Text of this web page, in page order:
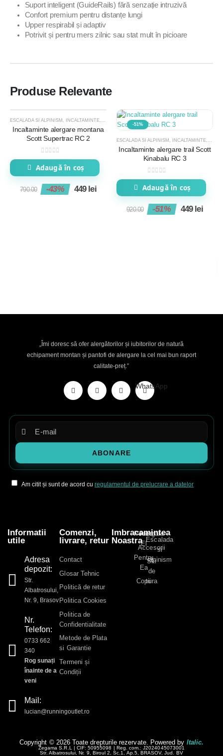
Suport inteligent (GuideRails) fără senzație intruzivă
Confort premium pentru distanțe lungi
Upper respirabil și adaptiv
Potrivit și pentru mers zilnic sau stat mult în picioare
Produse Relevante
ESCALADA SI ALPINISM , INCALTAMINTE, PANTOFI TRAIL RUNNING
Incaltaminte alergare montana
Scott Supertrac RC 2
0out of 5
Adaugă în coș
790.00 -43% 449 lei
-51%
ESCALADA SI ALPINISM , INCALTAMINTE,
Incaltaminte alergare trail Scott
Kinabalu RC 3
0out of 5
Adaugă în coș
920.00 -51% 449 lei
„Îmi doresc să ofer alergătorilor și iubitorilor de natură
echipament montan și pantofi de alergare la cel mai bun raport
calitate-preț.”
WhatsApp
Am citit și sunt de acord cu regulamentul de prelucrare a datelor
Informatii
utile
Adresa
depozit:
Str.
Albatrosului,
Nr. 9, Brasov
Nr.
Telefon:
0733 662
340
Rog sunați
înainte de a
veni
Mail:
lucian@runningoutlet.ro
Comenzi,
livrare, retur
Contact
Glosar Tehnic
Politică de retur
Politica Cookies
Politica de
Confidentialitate
Metode de Plata
si Garantie
Termeni și
Condiții
Imbracamintea
Noastra
Pentru
El
Pentru
Ea
Copii
Alergare
Accesorii
Ski
de
tura
Escalada
si
alpinism
Copyright © 2026 Toate drepturile rezervate. Powered by Italic.
Zegama S.R.L | CIF: 50955098 | Reg. com.: J2024045073001
Str. Albatrosului, Nr. 9, Biroul 2, Sc.1, Ap.5, BRASOV, Jud. BV